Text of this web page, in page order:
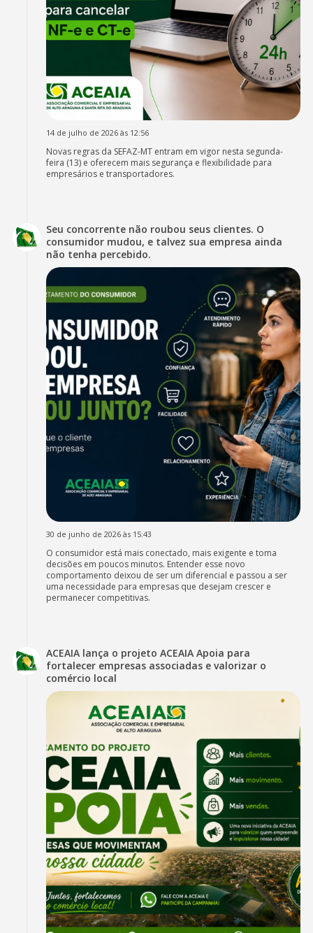
14 de julho de 2026 às 12:56
Novas regras da SEFAZ-MT entram em vigor nesta segunda-
feira (13) e oferecem mais segurança e flexibilidade para
empresários e transportadores.
Seu concorrente não roubou seus clientes. O
consumidor mudou, e talvez sua empresa ainda
não tenha percebido.
30 de junho de 2026 às 15:43
O consumidor está mais conectado, mais exigente e toma
decisões em poucos minutos. Entender esse novo
comportamento deixou de ser um diferencial e passou a ser
uma necessidade para empresas que desejam crescer e
permanecer competitivas.
ACEAIA lança o projeto ACEAIA Apoia para
fortalecer empresas associadas e valorizar o
comércio local